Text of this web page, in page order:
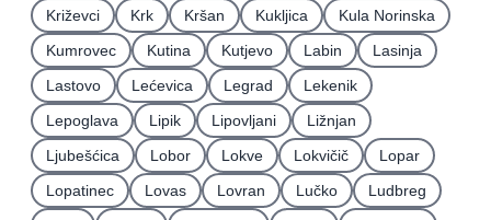
Križevci
Krk Kršan Kukljica
Kula Norinska
Kumrovec
Kutina Kutjevo Labin
Lasinja
Lastovo
Lećevica Legrad
Lekenik
Lepoglava
Lipik Lipovljani
Ližnjan
Ljubešćica
Lobor Lokve Lokvičič
Lopar
Lopatinec
Lovas Lovran Lučko
Ludbreg